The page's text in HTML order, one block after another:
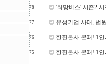
78 '희망버스' 시즌2
77 유성기업 사태, 법
76 한진본사 본때! 1
75 한진본사 본때! 1